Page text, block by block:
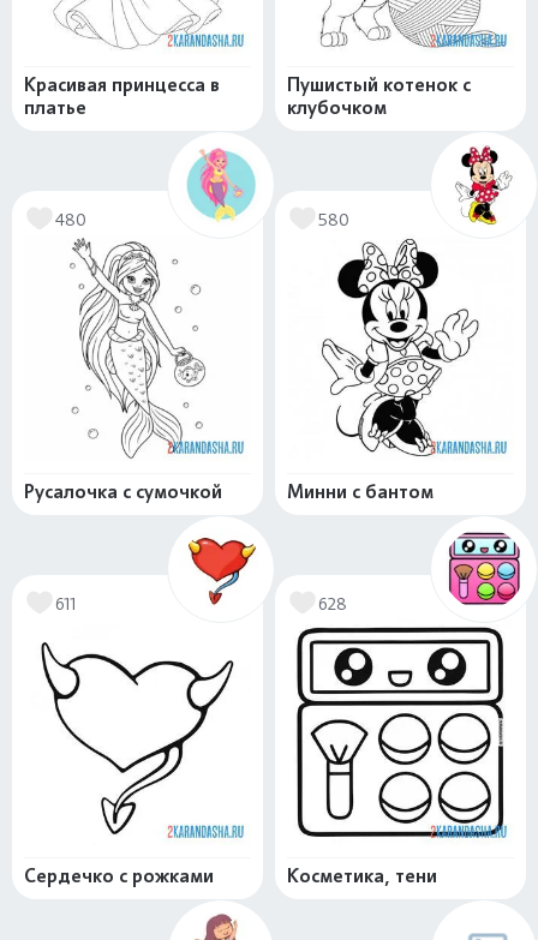
Красивая принцесса в
платье
Пушистый котенок с
клубочком
480
Русалочка с сумочкой
580
Минни с бантом
611
Сердечко с рожками
628
Косметика, тени